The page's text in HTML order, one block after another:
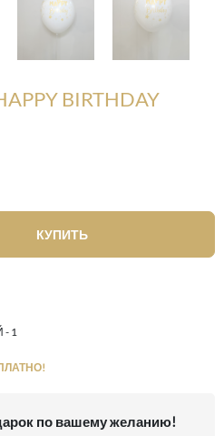
BIRTHDAY
КУПИТЬ
1
по вашему желанию!